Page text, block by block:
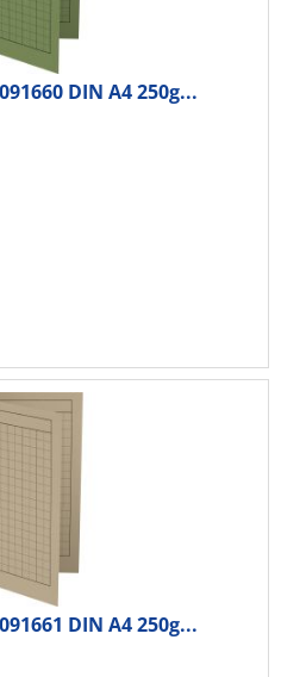
DIN A4 250g...
DIN A4 250g...